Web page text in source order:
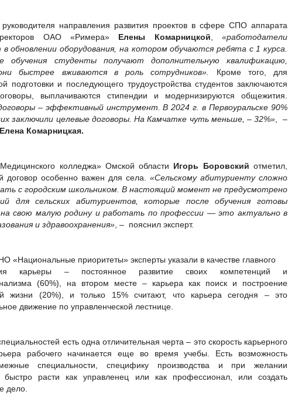
направления развития проектов в сфере СПО аппарата
ОАО «Римера» Елены Комарницкой ,«работодатели
обновлении оборудования, на котором обучаются ребята с 1 курса.
обучения студенты получают дополнительную квалификацию,
быстрее вживаются в роль сотрудников».
Кроме того, для
подготовки и последующего трудоустройства студентов заключаются
выплачиваются стипендии и модернизируются общежития.
– эффективный инструмент. В 2024 г. в Первоуральске 90%
заключили целевые договоры. На Камчатке чуть меньше, – 32%» , –
Елена Комарницкая.
колледжа» Омской области Игорь Боровский отметил,
договор особенно важен для села.
«Сельскому абитуриенту сложно
с городским школьником. В настоящий момент не предусмотрено
для сельских абитуриентов, которые после обучения готовы
на свою малую родину и работать по профессии — это актуально в
и здравоохранения» , – пояснил эксперт.
«Национальные приоритеты» эксперты указали в качестве главного
карьеры – постоянное развитие своих компетенций и
(60%), на втором месте – карьера как поиск и построение
жизни (20%), и только 15% считают, что карьера сегодня – это
движение по управленческой лестнице.
есть одна отличительная черта – это скорость карьерного
рабочего начинается еще во время учебы. Есть возможность
специальности, специфику производства и при желании
быстро расти как управленец или как профессионал, или создать
дело.